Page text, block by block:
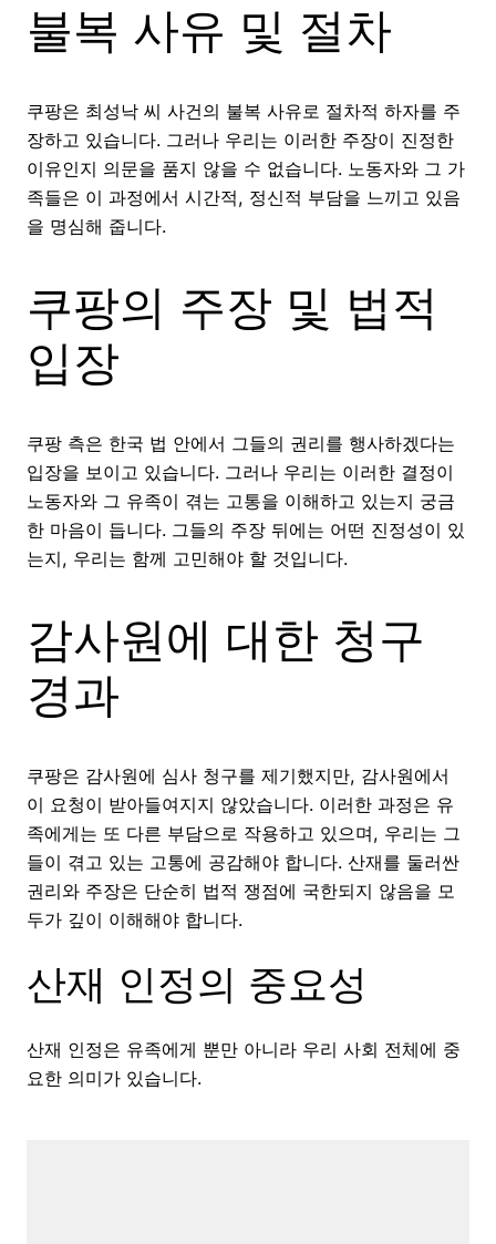
불복 사유 및 절차
쿠팡은 최성낙 씨 사건의 불복 사유로 절차적 하자를 주
장하고 있습니다. 그러나 우리는 이러한 주장이 진정한
이유인지 의문을 품지 않을 수 없습니다. 노동자와 그 가
족들은 이 과정에서 시간적, 정신적 부담을 느끼고 있음
을 명심해 줍니다.
쿠팡의 주장 및 법적
입장
쿠팡 측은 한국 법 안에서 그들의 권리를 행사하겠다는
입장을 보이고 있습니다. 그러나 우리는 이러한 결정이
노동자와 그 유족이 겪는 고통을 이해하고 있는지 궁금
한 마음이 듭니다. 그들의 주장 뒤에는 어떤 진정성이 있
는지, 우리는 함께 고민해야 할 것입니다.
감사원에 대한 청구
경과
쿠팡은 감사원에 심사 청구를 제기했지만, 감사원에서
이 요청이 받아들여지지 않았습니다. 이러한 과정은 유
족에게는 또 다른 부담으로 작용하고 있으며, 우리는 그
들이 겪고 있는 고통에 공감해야 합니다. 산재를 둘러싼
권리와 주장은 단순히 법적 쟁점에 국한되지 않음을 모
두가 깊이 이해해야 합니다.
산재 인정의 중요성
산재 인정은 유족에게 뿐만 아니라 우리 사회 전체에 중
요한 의미가 있습니다.